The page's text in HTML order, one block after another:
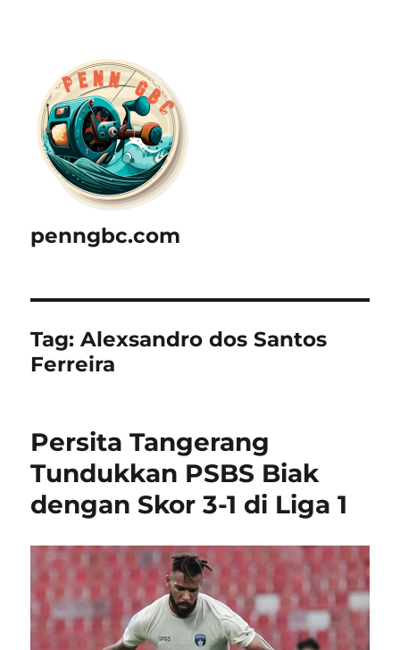
penngbc.com
Tag:Alexsandro dos Santos
Ferreira
Persita Tangerang
Tundukkan PSBS Biak
dengan Skor 3-1 di Liga 1